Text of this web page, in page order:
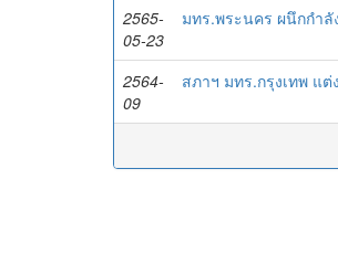
2565-
05-23
มทร.พระนคร ผนึกกำ
2564-
09
สภาฯ มทร.กรุงเทพ แ